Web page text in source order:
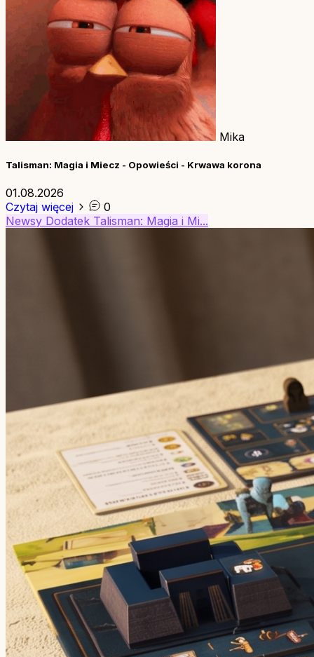
Mika
Talisman: Magia i Miecz - Opowieści - Krwawa korona
01.08.2026
Czytaj więcej
0
Newsy Dodatek Talisman: Magia i Mi...